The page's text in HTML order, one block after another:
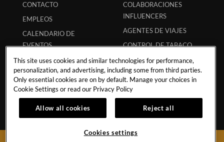
CONTACTO
EMPLEOS
CALENDARIO DE
EVENTOS
FILANTROPÍA
POLÍTICA DE TORMENTA
POLÍTICA DE
HURACANES
COLABORACIONES
INFLUENCERS
AGENTES DE VIAJES
CONTROL DE TABACO
PREGUNTAS
FRECUENTES
CÓDIGO ECPAT
REGLAMENTO DE
HUÉSPEDES
This site uses cookies and similar technologies for performance,
personalization, and advertising, including some from third parties.
Only essential cookies are on by default. Manage your choices in
Cookie Settings or read our Privacy Policy
Allow all cookies Reject all
Cookies settings